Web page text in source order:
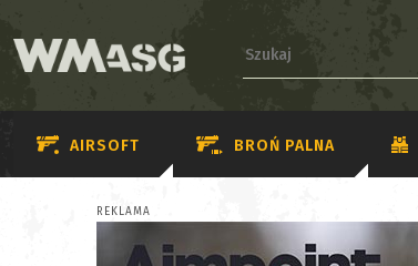
AIRSOFT BROŃ PALNA
REKLAMA